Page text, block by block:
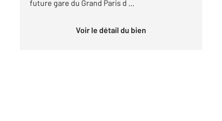
future gare du Grand Paris d ...
Voir le détail du bien